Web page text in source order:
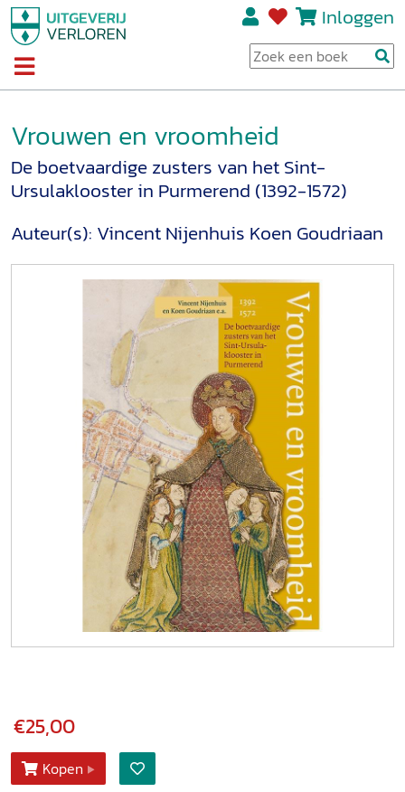
Inloggen
Vrouwen en vroomheid
De boetvaardige zusters van het Sint-
Ursulaklooster in Purmerend (1392-1572)
Auteur(s): Vincent Nijenhuis Koen Goudriaan
€25,00
Kopen